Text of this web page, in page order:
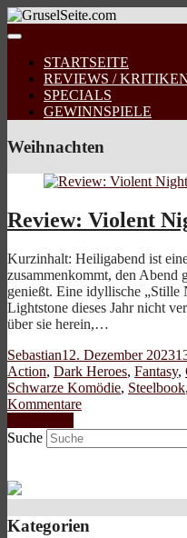
STARTSEITE
REVIEWS /
SPECIALS
GEWINNSPIELE
Weihnachten
Review: Violent
Kurzinhalt: Heiligabend ist
zusammenkommt, den Abend
genießt. Eine idyllische „Stille
Lightstone dieses Jahr nicht
über sie herein,…
Sebastian12. Dezember 2023
Action, Dark Heroes, Fantasy,
Schwarze Komödie, Steelbook,
Kommentare
Suche
Kategorien